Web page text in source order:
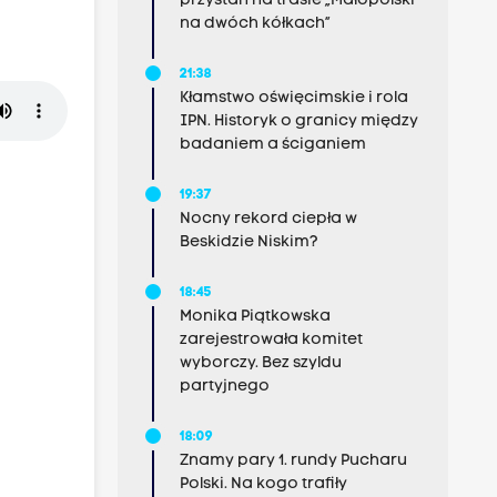
na dwóch kółkach”
21:38
Kłamstwo oświęcimskie i rola
IPN. Historyk o granicy między
badaniem a ściganiem
19:37
Nocny rekord ciepła w
Beskidzie Niskim?
18:45
Monika Piątkowska
zarejestrowała komitet
wyborczy. Bez szyldu
partyjnego
18:09
Znamy pary 1. rundy Pucharu
Polski. Na kogo trafiły